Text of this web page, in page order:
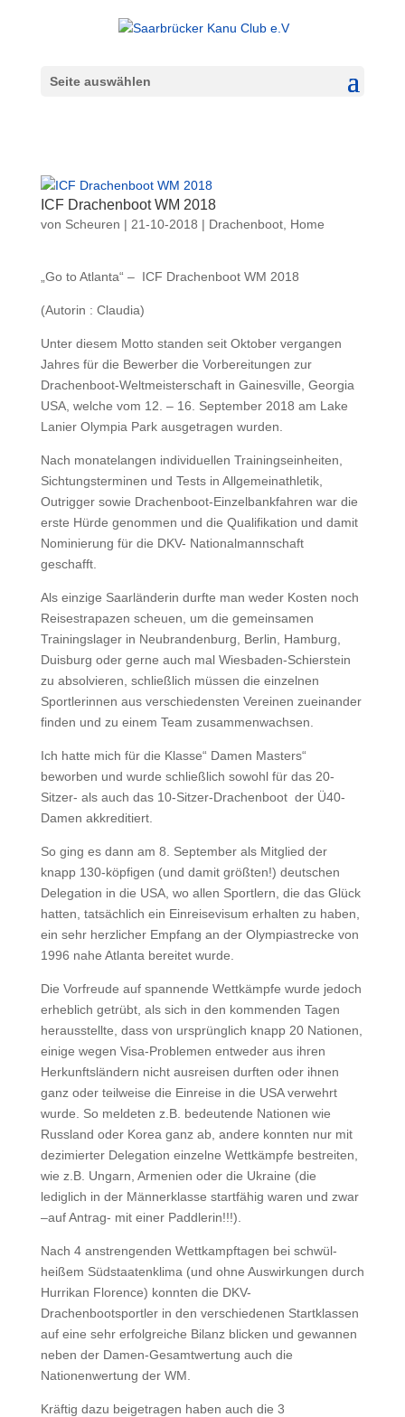
Seite auswählen
ICF Drachenboot WM 2018
von Scheuren | 21-10-2018 | Drachenboot, Home
„Go to Atlanta“ – ICF Drachenboot WM 2018
(Autorin : Claudia)
Unter diesem Motto standen seit Oktober vergangen
Jahres für die Bewerber die Vorbereitungen zur
Drachenboot-Weltmeisterschaft in Gainesville, Georgia
USA, welche vom 12. – 16. September 2018 am Lake
Lanier Olympia Park ausgetragen wurden.
Nach monatelangen individuellen Trainingseinheiten,
Sichtungsterminen und Tests in Allgemeinathletik,
Outrigger sowie Drachenboot-Einzelbankfahren war die
erste Hürde genommen und die Qualifikation und damit
Nominierung für die DKV- Nationalmannschaft
geschafft.
Als einzige Saarländerin durfte man weder Kosten noch
Reisestrapazen scheuen, um die gemeinsamen
Trainingslager in Neubrandenburg, Berlin, Hamburg,
Duisburg oder gerne auch mal Wiesbaden-Schierstein
zu absolvieren, schließlich müssen die einzelnen
Sportlerinnen aus verschiedensten Vereinen zueinander
finden und zu einem Team zusammenwachsen.
Ich hatte mich für die Klasse“ Damen Masters“
beworben und wurde schließlich sowohl für das 20-
Sitzer- als auch das 10-Sitzer-Drachenboot der Ü40-
Damen akkreditiert.
So ging es dann am 8. September als Mitglied der
knapp 130-köpfigen (und damit größten!) deutschen
Delegation in die USA, wo allen Sportlern, die das Glück
hatten, tatsächlich ein Einreisevisum erhalten zu haben,
ein sehr herzlicher Empfang an der Olympiastrecke von
1996 nahe Atlanta bereitet wurde.
Die Vorfreude auf spannende Wettkämpfe wurde jedoch
erheblich getrübt, als sich in den kommenden Tagen
herausstellte, dass von ursprünglich knapp 20 Nationen,
einige wegen Visa-Problemen entweder aus ihren
Herkunftsländern nicht ausreisen durften oder ihnen
ganz oder teilweise die Einreise in die USA verwehrt
wurde. So meldeten z.B. bedeutende Nationen wie
Russland oder Korea ganz ab, andere konnten nur mit
dezimierter Delegation einzelne Wettkämpfe bestreiten,
wie z.B. Ungarn, Armenien oder die Ukraine (die
lediglich in der Männerklasse startfähig waren und zwar
–auf Antrag- mit einer Paddlerin!!!).
Nach 4 anstrengenden Wettkampftagen bei schwül-
heißem Südstaatenklima (und ohne Auswirkungen durch
Hurrikan Florence) konnten die DKV-
Drachenbootsportler in den verschiedenen Startklassen
auf eine sehr erfolgreiche Bilanz blicken und gewannen
neben der Damen-Gesamtwertung auch die
Nationenwertung der WM.
Kräftig dazu beigetragen haben auch die 3